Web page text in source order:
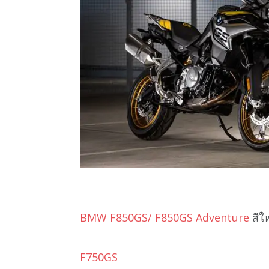
BMW F850GS/ F850GS Adventure สีใ
F750GS